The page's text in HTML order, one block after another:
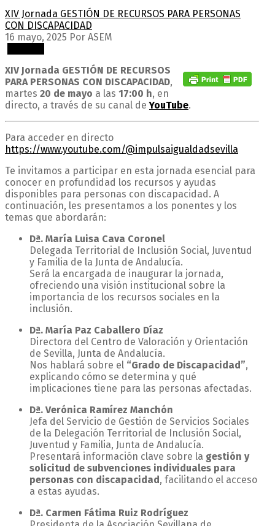
XIV Jornada GESTIÓN DE RECURSOS PARA PERSONAS
CON DISCAPACIDAD
16 mayo, 2025 Por ASEM
XIV Jornada GESTIÓN DE RECURSOS
PARA PERSONAS CON DISCAPACIDAD,
martes 20 de mayo a las 17:00 h, en
directo, a través de su canal deYouTube.
Para acceder en directo
https://www.youtube.com/@impulsaigualdadsevilla
Te invitamos a participar en esta jornada esencial para
conocer en profundidad los recursos y ayudas
disponibles para personas con discapacidad. A
continuación, les presentamos a los ponentes y los
temas que abordarán:
Dª. María Luisa Cava Coronel
Delegada Territorial de Inclusión Social, Juventud
y Familia de la Junta de Andalucía.
Será la encargada de inaugurar la jornada,
ofreciendo una visión institucional sobre la
importancia de los recursos sociales en la
inclusión.
Dª. María Paz Caballero Díaz
Directora del Centro de Valoración y Orientación
de Sevilla, Junta de Andalucía.
Nos hablará sobre el “Grado de Discapacidad”,
explicando cómo se determina y qué
implicaciones tiene para las personas afectadas.
Dª. Verónica Ramírez Manchón
Jefa del Servicio de Gestión de Servicios Sociales
de la Delegación Territorial de Inclusión Social,
Juventud y Familia, Junta de Andalucía.
Presentará información clave sobre la gestión y
solicitud de subvenciones individuales para
personas con discapacidad, facilitando el acceso
a estas ayudas.
Dª. Carmen Fátima Ruiz Rodríguez